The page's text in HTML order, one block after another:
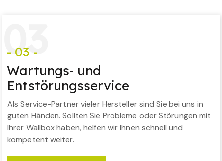
03
- 03 -
Wartungs- und
Entstörungsservice
Als Service-Partner vieler Hersteller sind Sie bei uns in
guten Händen. Sollten Sie Probleme oder Störungen mit
Ihrer Wallbox haben, helfen wir Ihnen schnell und
kompetent weiter.